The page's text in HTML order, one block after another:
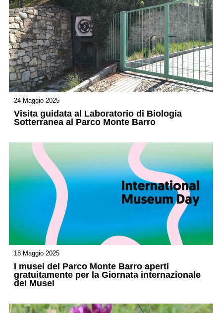
24 Maggio 2025
Visita guidata al Laboratorio di Biologia
Sotterranea al Parco Monte Barro
18 Maggio 2025
I musei del Parco Monte Barro aperti
gratuitamente per la Giornata internazionale
dei Musei